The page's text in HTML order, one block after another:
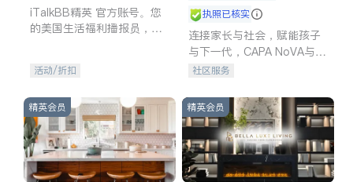
iTalkBB精英 官方账号。您
的美国生活福利播报员，精
专属福利。
活动/折扣
执照已核实
连接家长与社会，赋能孩子
与下一代，CAPA NoVA与您
携手建设包容、公平、充满
社区服务
精英会员 精英会员